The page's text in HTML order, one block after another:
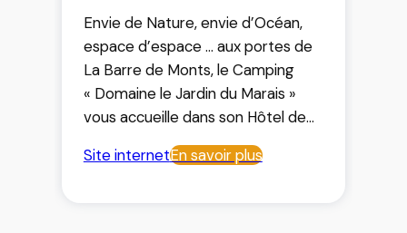
Envie de Nature, envie d’Océan,
espace d’espace … aux portes de
La Barre de Monts, le Camping
« Domaine le Jardin du Marais »
vous accueille dans son Hôtel de
Plein air 3 étoiles situé au cœur du
marais breton vendéen. Camping
Site internetEn savoir plus